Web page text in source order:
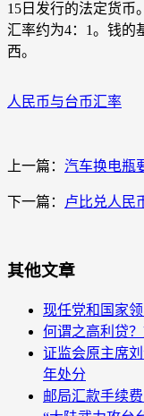
15日发行的法定货币
汇率约为4：1。钱的
西。
人民币与台币汇率
上一篇： 汽车换电瓶
下一篇： 卢比兑人民
其他文章
现任党和国家
何谓之高利贷
证监会原主席
年处分
邮局汇款手续